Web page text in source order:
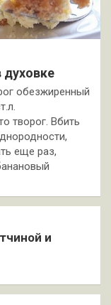
духовке
обезжиренный
творог. Вбить
еще раз,
и